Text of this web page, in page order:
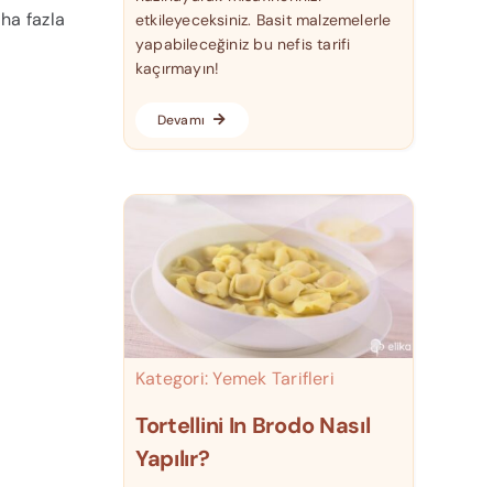
fazla
etkileyeceksiniz. Basit malzemelerle
yapabileceğiniz bu nefis tarifi
kaçırmayın!
Devamı
Kategori:Yemek Tarifleri
Tortellini In Brodo Nasıl
Yapılır?